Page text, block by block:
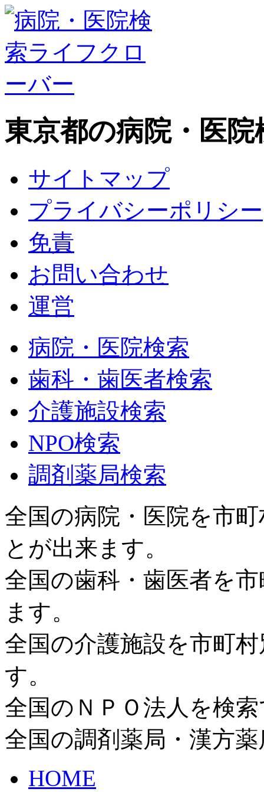
東京都の病院・医
サイトマップ
プライバシーポリシー
免責
お問い合わせ
運営
病院・医院検索
歯科・歯医者検索
介護施設検索
NPO検索
調剤薬局検索
全国の病院・医院を市
とが出来ます。
全国の歯科・歯医者を
ます。
全国の介護施設を市町
す。
全国のＮＰＯ法人を検
全国の調剤薬局・漢方
HOME